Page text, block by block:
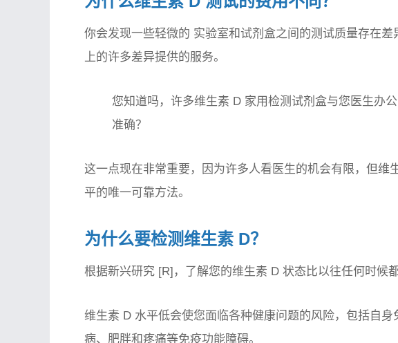
你会发现一些轻微的 实验室和试剂盒之间的测试质量存在
上的许多差异提供的服务。
您知道吗，许多维生素 D 家用检测试剂盒与您医生办
准确？
这一点现在非常重要，因为许多人看医生的机会有限，但维
平的唯一可靠方法。
为什么要检测维生素 D？
根据新兴研究 [R]，了解您的维生素 D 状态比以往任何时候都
维生素 D 水平低会使您面临各种健康问题的风险，包括自
病、肥胖和疼痛等免疫功能障碍。